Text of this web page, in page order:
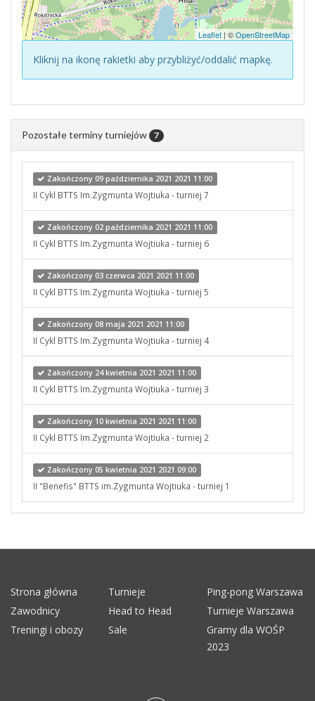
Leaflet | ©OpenStreetMap
Kliknij na ikonę rakietki aby przybliżyć/oddalić mapkę.
Pozostałe terminy turniejów 7
Zakończony 09 października 2021 2021 11:00
II Cykl BTTS Im.Zygmunta Wojtiuka - turniej 7
Zakończony 02 października 2021 2021 11:00
II Cykl BTTS Im.Zygmunta Wojtiuka - turniej 6
Zakończony 03 czerwca 2021 2021 11:00
II Cykl BTTS Im.Zygmunta Wojtiuka - turniej 5
Zakończony 08 maja 2021 2021 11:00
II Cykl BTTS Im.Zygmunta Wojtiuka - turniej 4
Zakończony 24 kwietnia 2021 2021 11:00
II Cykl BTTS Im.Zygmunta Wojtiuka - turniej 3
Zakończony 10 kwietnia 2021 2021 11:00
II Cykl BTTS Im.Zygmunta Wojtiuka - turniej 2
Zakończony 05 kwietnia 2021 2021 09:00
II "Benefis" BTTS im.Zygmunta Wojtiuka - turniej 1
Strona główna Turnieje
Ping-pong Warszawa
Zawodnicy
Head to Head
Turnieje Warszawa
Treningi i obozy
Sale
Gramy dla WOŚP
2023